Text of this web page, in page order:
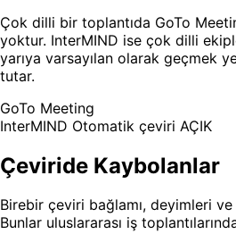
Çok dilli bir toplantıda GoTo
yoktur. InterMIND ise çok dilli
yarıya varsayılan olarak geçmek
tutar.
GoTo Meeting
InterMIND Otomatik çeviri AÇIK
Çeviride Kaybolanlar
Birebir çeviri bağlamı, deyimleri ve
Bunlar uluslararası iş